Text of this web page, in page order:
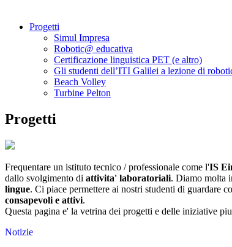
Progetti
Simul Impresa
Robotic@ educativa
Certificazione linguistica PET (e altro)
Gli studenti dell’ITI Galilei a lezione di
Beach Volley
Turbine Pelton
Progetti
Frequentare un istituto tecnico / professionale come l'IS
dallo svolgimento di attivita' laboratoriali. Diamo molta
lingue. Ci piace permettere ai nostri studenti di guardare
consapevoli e attivi.
Questa pagina e' la vetrina dei progetti e delle iniziative
Notizie